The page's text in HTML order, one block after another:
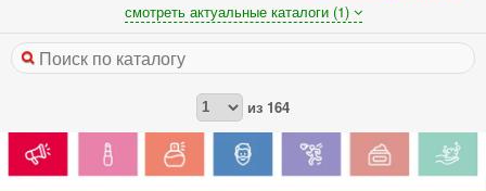
смотреть актуальные каталоги (1)
из 164